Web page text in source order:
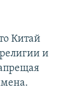
Китай
и